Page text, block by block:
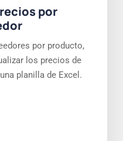
por
por producto,
los precios de
planilla de Excel.